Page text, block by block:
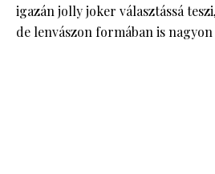
igazán jolly joker választássá
de lenvászon formában is